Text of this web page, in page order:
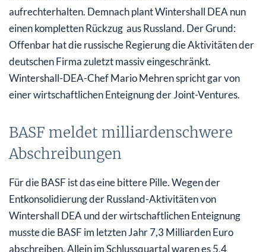
aufrechterhalten. Demnach plant Wintershall DEA nun
einen kompletten Rückzug aus Russland. Der Grund:
Offenbar hat die russische Regierung die Aktivitäten der
deutschen Firma zuletzt massiv eingeschränkt.
Wintershall-DEA-Chef Mario Mehren spricht gar von
einer wirtschaftlichen Enteignung der Joint-Ventures.
BASF meldet milliardenschwere
Abschreibungen
Für die BASF ist das eine bittere Pille. Wegen der
Entkonsolidierung der Russland-Aktivitäten von
Wintershall DEA und der wirtschaftlichen Enteignung
musste die BASF im letzten Jahr 7,3 Milliarden Euro
abschreiben. Allein im Schlussquartal waren es 5,4